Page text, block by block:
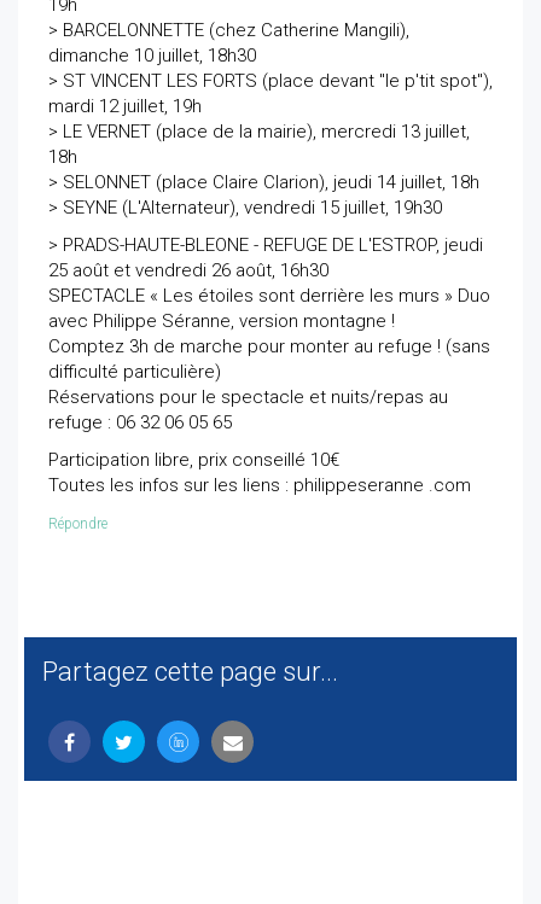
19h
> BARCELONNETTE (chez Catherine Mangili),
dimanche 10 juillet, 18h30
> ST VINCENT LES FORTS (place devant "le p'tit spot"),
mardi 12 juillet, 19h
> LE VERNET (place de la mairie), mercredi 13 juillet,
18h
> SELONNET (place Claire Clarion), jeudi 14 juillet, 18h
> SEYNE (L'Alternateur), vendredi 15 juillet, 19h30
> PRADS-HAUTE-BLEONE - REFUGE DE L'ESTROP, jeudi
25 août et vendredi 26 août, 16h30
SPECTACLE « Les étoiles sont derrière les murs » Duo
avec Philippe Séranne, version montagne !
Comptez 3h de marche pour monter au refuge ! (sans
difficulté particulière)
Réservations pour le spectacle et nuits/repas au
refuge : 06 32 06 05 65
Participation libre, prix conseillé 10€
Toutes les infos sur les liens : philippeseranne .com
Répondre
Partagez cette page sur...